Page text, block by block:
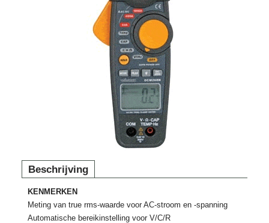
Beschrijving
KENMERKEN
Meting van true rms-waarde voor AC-stroom en -spanning
Automatische bereikinstelling voor V/C/R